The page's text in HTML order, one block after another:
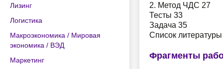
Лизинг
Логистика
Макроэкономика / Мировая
экономика / ВЭД
Маркетинг
2. Метод ЧДС 27
Тесты 33
Задача 35
Список
Фрагменты